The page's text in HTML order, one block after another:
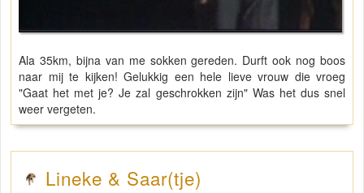
Ala 35km, bijna van me sokken gereden. Durft ook nog boos
naar mij te kijken! Gelukkig een hele lieve vrouw die vroeg
"Gaat het met je? Je zal geschrokken zijn" Was het dus snel
weer vergeten.
Lineke & Saar(tje)